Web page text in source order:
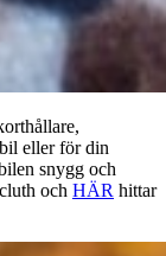
eller för din
snygg och
och HÄR hittar